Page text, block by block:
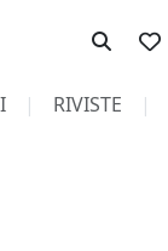
RIVISTE